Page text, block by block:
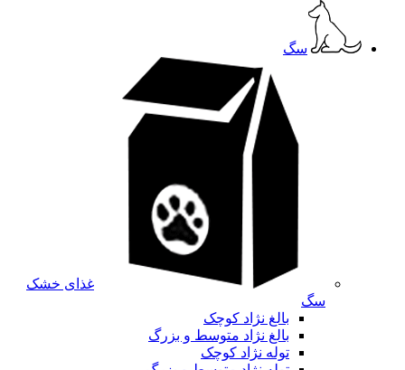
سگ
غذای خشک
سگ
بالغ نژاد کوچک
بالغ نژاد متوسط و بزرگ
توله نژاد کوچک